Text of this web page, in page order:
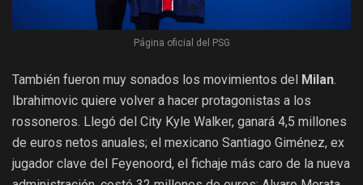
Página oficial del PSG
También fueron muy sonados los movimientos del Milan.
Ibrahimovic quiere volver a hacer protagonistas a los
rossoneros. Llegó del City Kyle Walker, ganará 4,5 millones
de euros netos anuales; el mexicano Santiago Giménez, ex
jugador clave del Feyenoord, el fichaje más caro de la nueva